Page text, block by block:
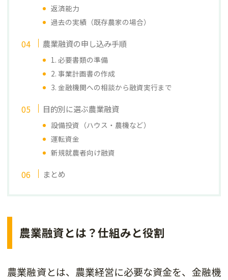
返済能力
過去の実績（既存農家の場合）
農業融資の申し込み手順
1. 必要書類の準備
2. 事業計画書の作成
3. 金融機関への相談から融資実行まで
目的別に選ぶ農業融資
設備投資（ハウス・農機など）
運転資金
新規就農者向け融資
まとめ
農業融資とは？仕組みと役割
農業融資とは、農業経営に必要な資金を、金融機